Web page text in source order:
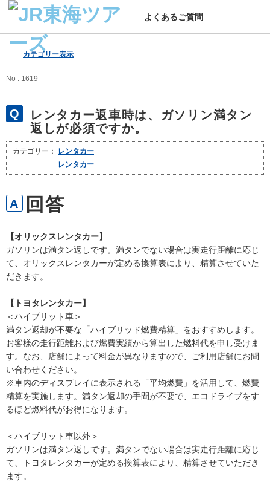
よくあるご質問
カテゴリー表示
No : 1619
レンタカー返車時は、ガソリン満タン
返しが必須ですか。
カテゴリー：
レンタカー
レンタカー
【オリックスレンタカー】
ガソリンは満タン返しです。満タンでない場合は実走行距離に応じ
て、オリックスレンタカーが定める換算表により、精算させていた
だきます。
【トヨタレンタカー】
＜ハイブリット車＞
満タン返却が不要な「ハイブリッド燃費精算」をおすすめします。
お客様の走行距離および燃費実績から算出した燃料代を申し受けま
す。なお、店舗によって料金が異なりますので、ご利用店舗にお問
い合わせください。
※車内のディスプレイに表示される「平均燃費」を活用して、燃費
精算を実施します。満タン返却の手間が不要で、エコドライブをす
るほど燃料代がお得になります。
＜ハイブリット車以外＞
ガソリンは満タン返しです。満タンでない場合は実走行距離に応じ
て、トヨタレンタカーが定める換算表により、精算させていただき
ます。